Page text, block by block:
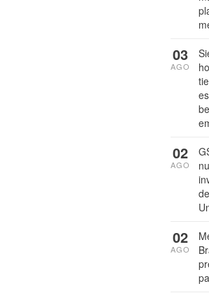
03
AGO
02
AGO
02
AGO